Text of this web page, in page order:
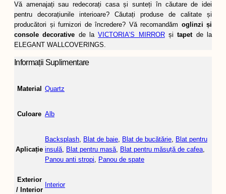
Vă amenajați sau redecorați casa și sunteți în căutare de idei
pentru decorațiunile interioare? Căutați produse de calitate și
producători și furnizori de încredere? Vă recomandăm oglinzi și
console decorative de laVICTORIA’S MIRRORșitapetde la
ELEGANT WALLCOVERINGS.
Informații Suplimentare
Material Quartz
Culoare Alb
Aplicație
Backsplash Blat de baie Blat de bucătărie Blat pentru
insulă Blat pentru masă Blat pentru măsuță de cafea
Panou anti stropi
Panou de spate
Exterior
/ Interior
Interior